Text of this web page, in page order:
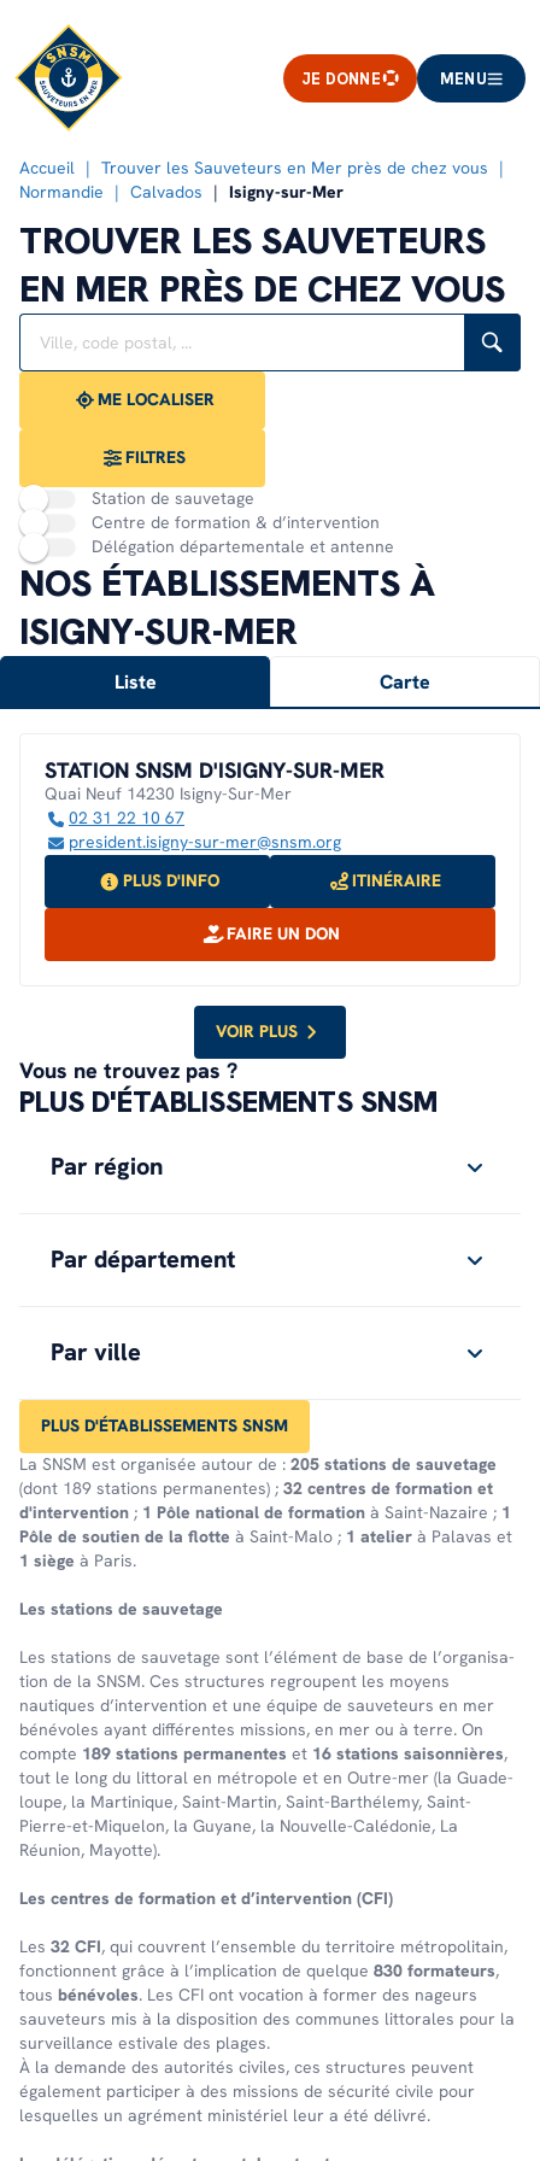
JE DONNE MENU
Accueil
Trouver les Sauveteurs en Mer près de chez vous
Normandie
Calvados Isigny-sur-Mer
TROUVER LES SAUVETEURS
EN MER PRÈS DE CHEZ VOUS
Rechercher
Veuillez
renseigner
adresse
{{count}}
résultat(s)
ME LOCALISER
FILTRES
Station de sauvetage
Centre de formation & d’intervention
Délégation départementale et antenne
NOS ÉTABLISSEMENTS À
ISIGNY-SUR-MER
Liste Carte
STATION SNSM D'ISIGNY-SUR-MER
Quai Neuf 14230 Isigny-Sur-Mer
02 31 22 10 67
president.isigny-sur-mer@snsm.org
PLUS D'INFO
ITINÉRAIRE
FAIRE UN DON
VOIR PLUS
Vous ne trouvez pas ?
PLUS D'ÉTABLISSEMENTS SNSM
Par région
Par département
Par ville
PLUS D'ÉTABLISSEMENTS SNSM
La SNSM est organisée autour de : 205 stations de sauvetage
(dont 189 stations permanentes) ; 32 centres de formation et
d'intervention ; 1 Pôle national de formation à Saint-Nazaire ; 1
Pôle de soutien de la flotte à Saint-Malo ; 1 atelier à Palavas et
1 siège à Paris.
Les stations de sauve­tage
Les stations de sauve­tage sont l’élé­ment de base de l’or­ga­ni­sa­
tion de la SNSM. Ces struc­tures regroupent les moyens
nautiques d’in­ter­ven­tion et une équipe de sauveteurs en mer
bénévoles ayant différentes missions, en mer ou à terre. On
comp­te 189 stations perma­nentes et 16 stations saison­nières,
tout le long du litto­ral en métro­pole et en Outre-mer (la Guade­
loupe, la Marti­nique, Saint-Martin, Saint-Barthé­lemy, Saint-
Pierre-et-Mique­lon, la Guyane, la Nouvelle-Calé­do­nie, La
Réunion, Mayotte).
Les centres de forma­tion et d’in­ter­ven­tion (CFI)
Les 32 CFI, qui couvrent l’en­semble du terri­toire métro­po­li­tain,
fonc­tionnent grâce à l’im­pli­ca­tion de quelque 830 forma­teurs,
tous béné­voles. Les CFI ont voca­tion à former des nageurs
sauve­teurs mis à la dispo­si­tion des communes litto­rales pour la
surveillance esti­vale des plages.
À la demande des auto­ri­tés civiles, ces struc­tures peuvent
égale­ment parti­ci­per à des missions de sécu­rité civile pour
lesquelles un agré­ment minis­té­riel leur a été déli­vré.